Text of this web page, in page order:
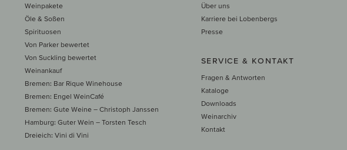
Weinpakete
Öle & Soßen
Spirituosen
Von Parker bewertet
Von Suckling bewertet
Weinankauf
Bremen: Bar Rique Winehouse
Bremen: Engel WeinCafé
Bremen: Gute Weine – Christoph Janssen
Hamburg: Guter Wein – Torsten Tesch
Dreieich: Vini di Vini
Über uns
Karriere bei Lobenbergs
Presse
SERVICE & KONTAKT
Fragen & Antworten
Kataloge
Downloads
Weinarchiv
Kontakt